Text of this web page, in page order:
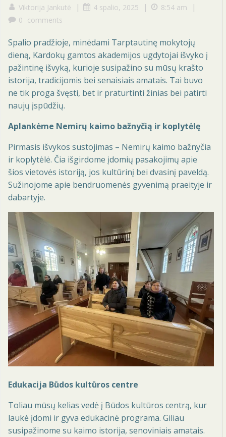
Viktorija Jankutė | 4 spalio, 2025 | 8:54 am |
0 comments
Spalio pradžioje, minėdami Tarptautinę mokytojų
dieną, Kardokų gamtos akademijos ugdytojai išvyko į
pažintinę išvyką, kurioje susipažino su mūsų krašto
istorija, tradicijomis bei senaisiais amatais. Tai buvo
ne tik proga švęsti, bet ir praturtinti žinias bei patirti
naujų įspūdžių.
Aplankėme Nemirų kaimo bažnyčią ir koplytėlę
Pirmasis išvykos sustojimas – Nemirų kaimo bažnyčia
ir koplytėlė. Čia išgirdome įdomių pasakojimų apie
šios vietovės istoriją, jos kultūrinį bei dvasinį paveldą.
Sužinojome apie bendruomenės gyvenimą praeityje ir
dabartyje.
Edukacija Būdos kultūros centre
Toliau mūsų kelias vedė į Būdos kultūros centrą, kur
laukė įdomi ir gyva edukacinė programa. Giliau
susipažinome su kaimo istorija, senoviniais amatais.